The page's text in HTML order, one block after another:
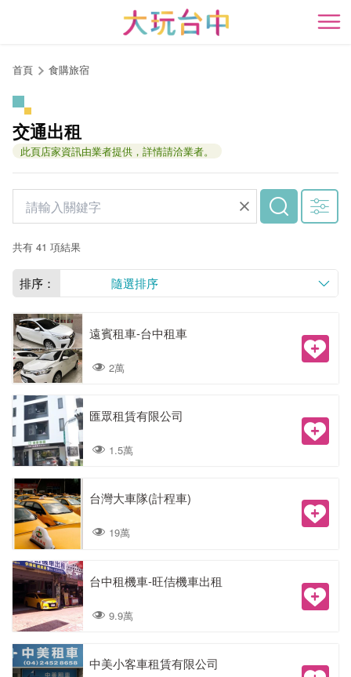
開
首頁 食購旅宿
交通出租
此頁店家資訊由業者提供，詳情請洽業者。
共有 41 項結果
排序： 隨選排序
遠賓租車-台中租車
2萬
匯眾租賃有限公司
1.5萬
台灣大車隊(計程車)
19萬
台中租機車-旺佶機車出租
9.9萬
中美小客車租賃有限公司